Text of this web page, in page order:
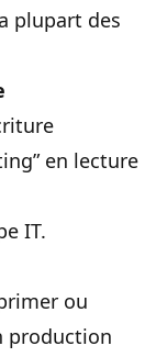
plupart des
en lecture
IT.
ou
production